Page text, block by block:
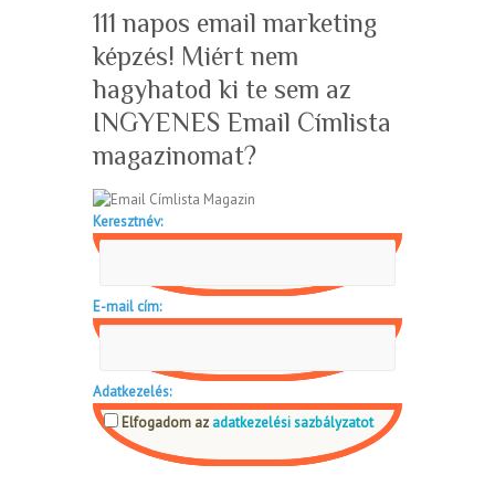
111 napos email marketing
képzés! Miért nem
hagyhatod ki te sem az
INGYENES Email Címlista
magazinomat?
Keresztnév:
E-mail cím:
Adatkezelés:
Elfogadom az adatkezelési sazbályzatot